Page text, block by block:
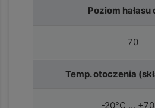
Poziom hałasu
70
Temp. otoczenia
-20°C ...